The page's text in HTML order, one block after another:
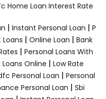
Home Loan Interest Rate
| Instant Personal Loan | P
| Online Loan | Bank
| Personal Loans With
Online | Low Rate
Personal Loan | Personal
Personal Loan | Sbi